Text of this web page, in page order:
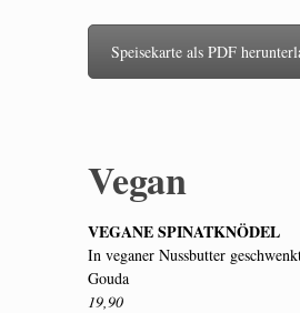
Speisekarte als PDF
Vegan
VEGANE SPINATKNÖDEL
In veganer Nussbutter
Gouda
19,90